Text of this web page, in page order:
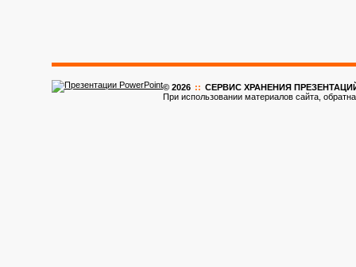
© 2026 :: CЕРВИС ХРАНЕНИЯ ПРЕЗЕНТАЦИЙ
При использовании материалов сайта,